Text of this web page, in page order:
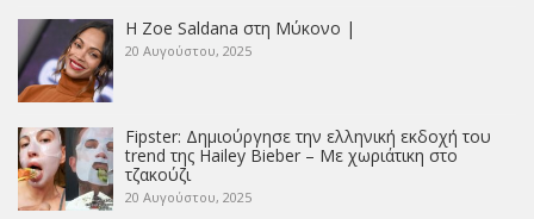
Η Zoe Saldana στη Μύκονο |
20 Αυγούστου, 2025
Fipster: Δημιούργησε την ελληνική εκδοχή του
trend της Hailey Bieber – Με χωριάτικη στο
τζακούζι
20 Αυγούστου, 2025